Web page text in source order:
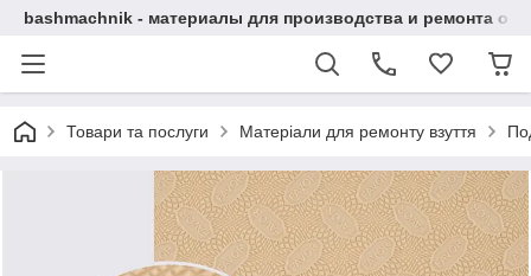
bashmachnik - материалы для производства и ремонта
Товари та послуги Матеріали для ремонту взуття